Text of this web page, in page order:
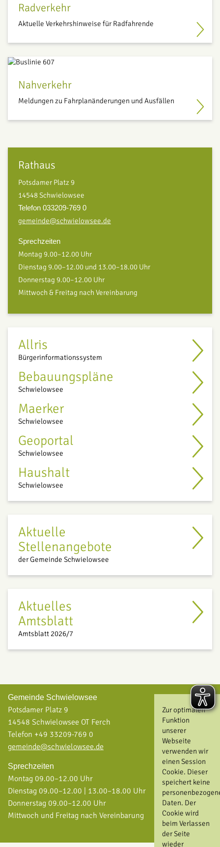
Zur optimalen
Funktion
unserer
Webseite
verwenden wir
einen Session
Cookie. Dieser
speichert keine
Daten. Der
Cookie wird
beim Verlassen
der Seite
wieder
Radverkehr
Aktuelle Verkehrshinweise für Radfahrende
Nahverkehr
Meldungen zu Fahrplanänderungen und Ausfällen
Rathaus
Potsdamer Platz 9
14548 Schwielowsee
Telefon 033209-769 0
gemeinde@schwielowsee.de
Sprechzeiten
Montag 9.00–12.00 Uhr
Dienstag 9.00–12.00 und 13.00–18.00 Uhr
Donnerstag 9.00–12.00 Uhr
Mittwoch & Freitag nach Vereinbarung
Allris
Bürgerinformationssystem
Bebauungspläne
Schwielowsee
Maerker
Schwielowsee
Geoportal
Schwielowsee
Haushalt
Schwielowsee
Aktuelle
Stellenangebote
der Gemeinde Schwielowsee
Aktuelles
Amtsblatt
Amtsblatt 2026/7
Gemeinde Schwielowsee
Potsdamer Platz 9
14548 Schwielowsee OT Ferch
Telefon +49 33209-769 0
gemeinde@schwielowsee.de
Sprechzeiten
Montag 09.00–12.00 Uhr
Dienstag 09.00–12.00 | 13.00–18.00 Uhr
Donnerstag 09.00–12.00 Uhr
Mittwoch und Freitag nach Vereinbarung